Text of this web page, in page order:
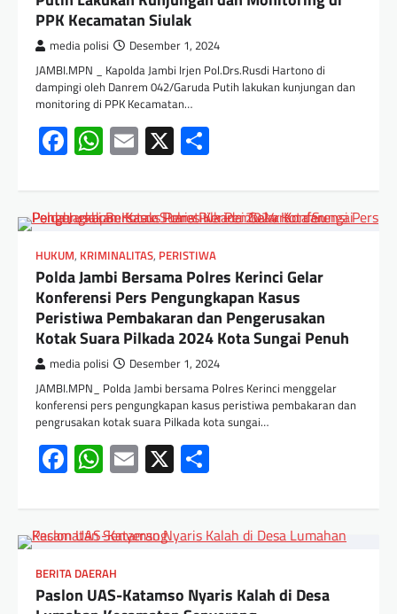
PPK Kecamatan Siulak
media polisi Desember 1, 2024
JAMBI.MPN _ Kapolda Jambi Irjen Pol.Drs.Rusdi Hartono di
dampingi oleh Danrem 042/Garuda Putih lakukan kunjungan dan
monitoring di PPK Kecamatan…
Facebook
WhatsApp
Email
X
HUKUM, KRIMINALITAS, PERISTIWA
Polda Jambi Bersama Polres Kerinci Gelar
Konferensi Pers Pengungkapan Kasus
Peristiwa Pembakaran dan Pengerusakan
Kotak Suara Pilkada 2024 Kota Sungai Penuh
media polisi Desember 1, 2024
JAMBI.MPN_ Polda Jambi bersama Polres Kerinci menggelar
konferensi pers pengungkapan kasus peristiwa pembakaran dan
pengrusakan kotak suara Pilkada kota sungai…
Facebook
WhatsApp
Email
X
BERITA DAERAH
Paslon UAS-Katamso Nyaris Kalah di Desa